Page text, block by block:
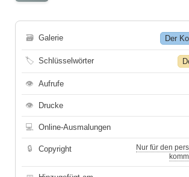
🗃 Galerie Der
🏷 Schlüsselwörter
👁 Aufrufe
👁 Drucke
💻 Online-Ausmalungen
🔒 Copyright
Nur für den